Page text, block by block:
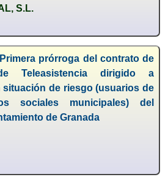
S.L.
prórroga del contrato de
Teleasistencia dirigido a
situación de riesgo (usuarios de
sociales municipales) del
de Granada